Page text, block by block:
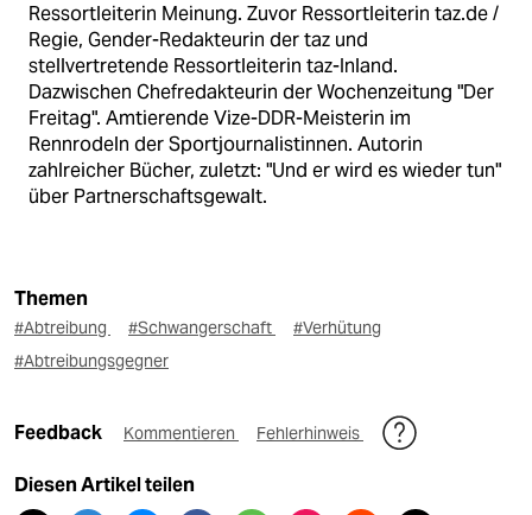
Ressortleiterin Meinung. Zuvor Ressortleiterin taz.de /
Regie, Gender-Redakteurin der taz und
stellvertretende Ressortleiterin taz-Inland.
Dazwischen Chefredakteurin der Wochenzeitung "Der
Freitag". Amtierende Vize-DDR-Meisterin im
Rennrodeln der Sportjournalistinnen. Autorin
zahlreicher Bücher, zuletzt: "Und er wird es wieder tun"
über Partnerschaftsgewalt.
Themen
#Abtreibung #Schwangerschaft
#Verhütung
#Abtreibungsgegner
Feedback Kommentieren Fehlerhinweis
Diesen Artikel teilen